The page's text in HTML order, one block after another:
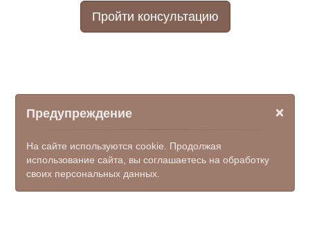
Пройти консультацию
×
Предупреждение
На сайте используются cookie. Продолжая
использование сайта, вы соглашаетесь на обработку
своих персональных данных.